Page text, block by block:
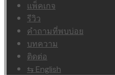
แพ็คเกจ
รีวิว
คำถามที่พบบ่อย
บทความ
ติดต่อ
⇆ English